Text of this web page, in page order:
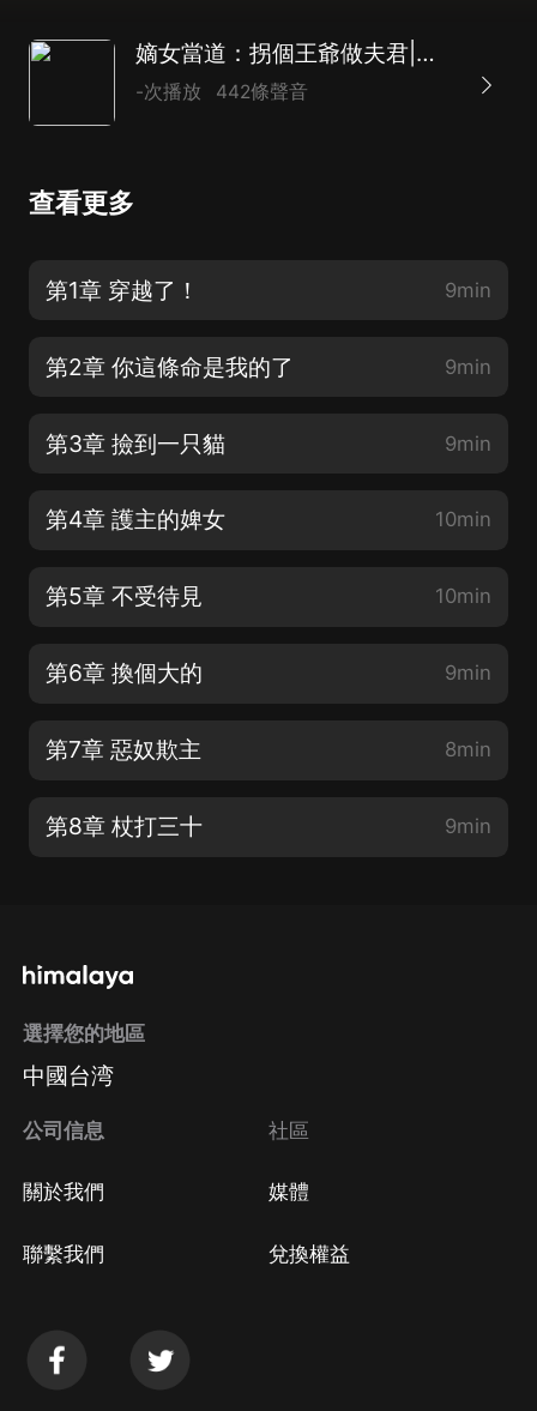
嫡女當道：拐個王爺做夫君|重生古言|女強|爆笑|AI多播
-次播放 442條聲音
查看更多
第1章 穿越了！ 9min
第2章 你這條命是我的了 9min
第3章 撿到一只貓 9min
第4章 護主的婢女 10min
第5章 不受待見 10min
第6章 換個大的 9min
第7章 惡奴欺主 8min
第8章 杖打三十 9min
選擇您的地區
中國台湾
公司信息
關於我們
聯繫我們
社區
媒體
兌換權益